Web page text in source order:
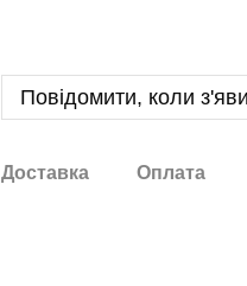
Повідомити, коли
Доставка Оплата